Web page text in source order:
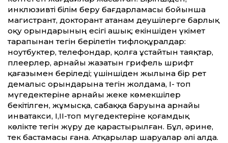
инклюзивті білім беру бағдарламасы бойынша
магистрант, докторант атанам деушілерге барлық
оқу орындарының есігі ашық; екіншіден үкімет
тарапынан тегін берілетін тифлоқұралдар:
ноутбуктер, телефондар, қолға ұстайтын таяқтар,
плеерлер, арнайы жазатын грифель шрифт
қағазымен беріледі; үшіншіден жылына бір рет
демалыс орындарына тегін жолдама, І- топ
мүгедектеріне арнайы жеке көмекшілер
бекітілген, жұмысқа, сабаққа баруына арнайы
инватакси, І,ІІ-топ мүгедектеріне қоғамдық
көлікте тегін жүру де қарастырылған. Бұл, әрине,
тек бастамасы ғана. Атқарылар шаруалар әлі алда.